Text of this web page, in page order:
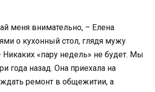
меня внимательно, – Елена
о кухонный стол, глядя мужу
Никаких «пару недель» не будет. Мы
года назад. Она приехала на
ремонт в общежитии, а